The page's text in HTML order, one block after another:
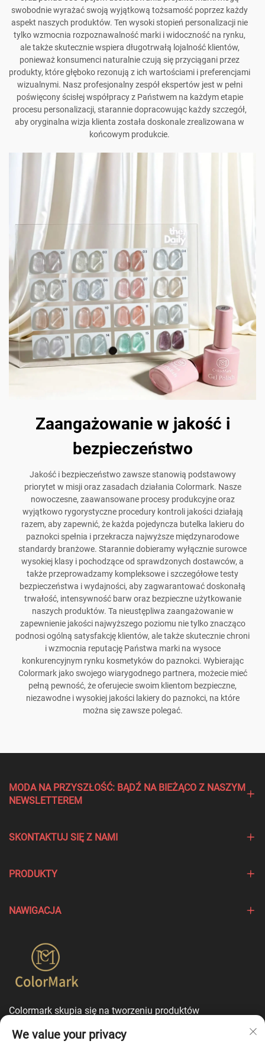
swobodnie wyrażać swoją wyjątkową tożsamość poprzez każdy
aspekt naszych produktów. Ten wysoki stopień personalizacji nie
tylko wzmocnia rozpoznawalność marki i widoczność na rynku,
ale także skutecznie wspiera długotrwałą lojalność klientów,
ponieważ konsumenci naturalnie czują się przyciągani przez
produkty, które głęboko rezonują z ich wartościami i preferencjami
wizualnymi. Nasz profesjonalny zespół ekspertów jest w pełni
poświęcony ścisłej współpracy z Państwem na każdym etapie
procesu personalizacji, starannie dopracowując każdy szczegół,
aby oryginalna wizja klienta została doskonale zrealizowana w
końcowym produkcie.
Zaangażowanie w jakość i
bezpieczeństwo
Jakość i bezpieczeństwo zawsze stanowią podstawowy
priorytet w misji oraz zasadach działania Colormark. Nasze
nowoczesne, zaawansowane procesy produkcyjne oraz
wyjątkowo rygorystyczne procedury kontroli jakości działają
razem, aby zapewnić, że każda pojedyncza butelka lakieru do
paznokci spełnia i przekracza najwyższe międzynarodowe
standardy branżowe. Starannie dobieramy wyłącznie surowce
wysokiej klasy i pochodzące od sprawdzonych dostawców, a
także przeprowadzamy kompleksowe i szczegółowe testy
bezpieczeństwa i wydajności, aby zagwarantować doskonałą
trwałość, intensywność barw oraz bezpieczne użytkowanie
naszych produktów. Ta nieustępliwa zaangażowanie w
zapewnienie jakości najwyższego poziomu nie tylko znacząco
podnosi ogólną satysfakcję klientów, ale także skutecznie chroni
i wzmocnia reputację Państwa marki na wysoce
konkurencyjnym rynku kosmetyków do paznokci. Wybierając
Colormark jako swojego wiarygodnego partnera, możecie mieć
pełną pewność, że oferujecie swoim klientom bezpieczne,
niezawodne i wysokiej jakości lakiery do paznokci, na które
można się zawsze polegać.
MODA NA PRZYSZŁOŚĆ: BĄDŹ NA BIEŻĄCO Z NASZYM
NEWSLETTEREM
SKONTAKTUJ SIĘ Z NAMI
PRODUKTY
NAWIGACJA
Colormark skupia się na tworzeniu produktów
usługi dostosowania w trybie jednego punktu
We value your privacy